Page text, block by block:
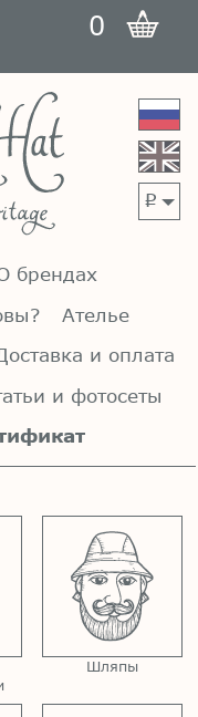
0
p
брендах
Ателье
и оплата
и фотосеты
Шляпы